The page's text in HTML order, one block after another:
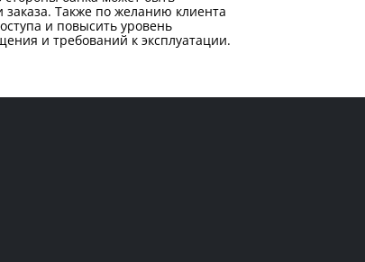
Также по желанию клиента
и повысить уровень
и требований к эксплуатации.